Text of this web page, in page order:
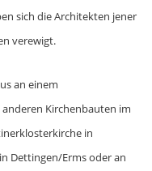
sich die Architekten jener
verewigt.
an einem
Kirchenbauten im
in
Dettingen/Erms oder an